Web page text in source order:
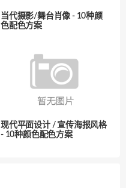
当代摄影/舞台肖像 - 10种颜
色配色方案
现代平面设计 / 宣传海报风格
- 10种颜色配色方案